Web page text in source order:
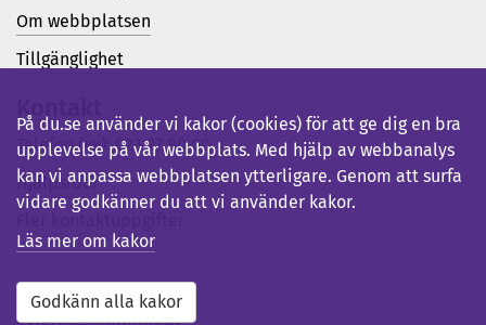
Om webbplatsen
Tillgänglighet
Kontakt
Telefon (vx): 023-77 80 00
Hjälpsidor
På du.se använder vi kakor (cookies) för att ge dig en bra
upplevelse på vår webbplats. Med hjälp av webbanalys
kan vi anpassa webbplatsen ytterligare. Genom att surfa
vidare godkänner du att vi använder kakor.
Läs mer om kakor
Godkänn alla kakor